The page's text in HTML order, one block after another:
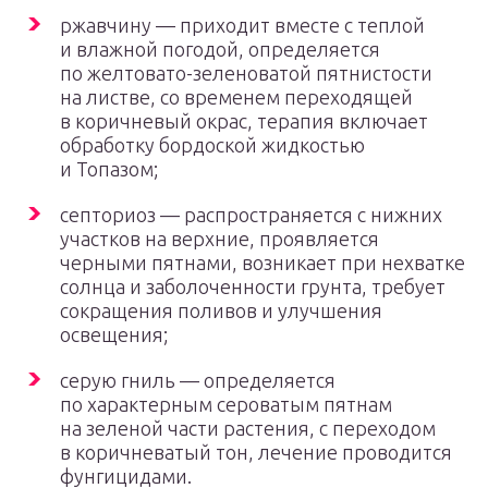
ржавчину — приходит вместе с теплой
и влажной погодой, определяется
по желтовато-зеленоватой пятнистости
на листве, со временем переходящей
в коричневый окрас, терапия включает
обработку бордоской жидкостью
и Топазом;
септориоз — распространяется с нижних
участков на верхние, проявляется
черными пятнами, возникает при нехватке
солнца и заболоченности грунта, требует
сокращения поливов и улучшения
освещения;
серую гниль — определяется
по характерным сероватым пятнам
на зеленой части растения, с переходом
в коричневатый тон, лечение проводится
фунгицидами.